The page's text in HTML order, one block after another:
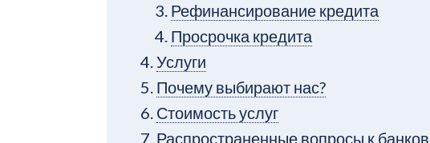
Рефинансирование кредита
Просрочка кредита
Услуги
Почему выбирают нас?
Стоимость услуг
Распространенные вопросы к